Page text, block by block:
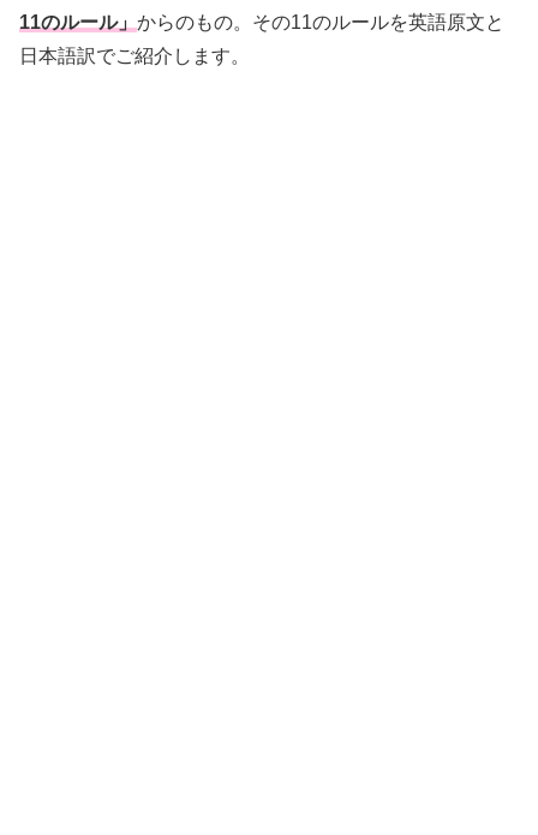
11のルール」 からのもの。その11のルールを英語原文と
日本語訳でご紹介します。